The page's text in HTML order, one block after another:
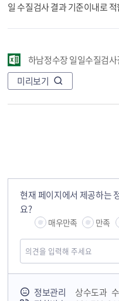
일 수질검사 결과 기준이내로
하남정수장 일일수질검
미리보기
현재 페이지에서 제공하는
요?
매우만족 만족
정보관리
상수도과